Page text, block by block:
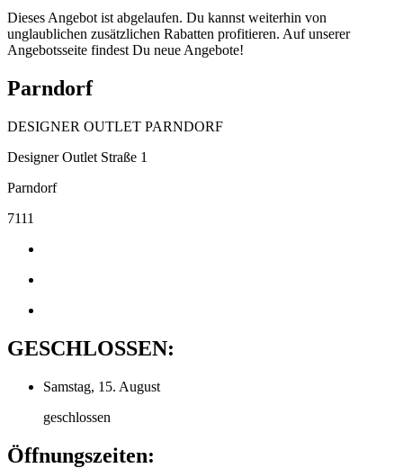
Dieses Angebot ist abgelaufen. Du kannst weiterhin von
unglaublichen zusätzlichen Rabatten profitieren. Auf unserer
Angebotsseite findest Du neue Angebote!
Parndorf
DESIGNER OUTLET PARNDORF
Designer Outlet Straße 1
Parndorf
7111
GESCHLOSSEN:
Samstag, 15. August
geschlossen
Öffnungszeiten: